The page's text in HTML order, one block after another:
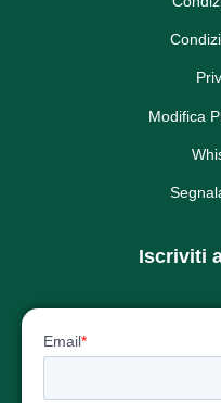
Modifica
Iscriviti